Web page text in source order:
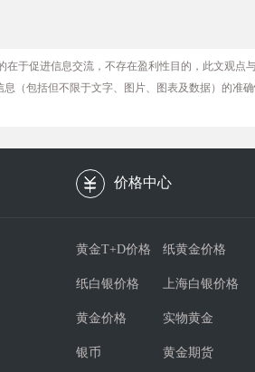
在于促进信息交流，不存在盈利性目的，此文观
（包括但不限于文字、图片、图表及数据）的准
价格中心
黄金T+D价格 纸黄金价格
纸白银价格 上海白银价格
黄金价格 实物黄金
银币 黄金期货